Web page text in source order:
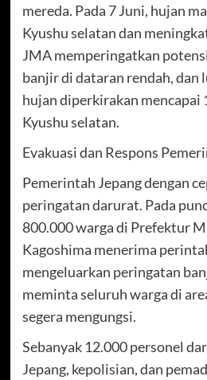
mereda. Pada 7 Juni, hujan
Kyushu selatan dan
JMA memperingatkan
banjir di dataran rendah, dan
hujan diperkirakan mencapai
Kyushu selatan.
Evakuasi dan Respons
Pemerintah Jepang dengan
peringatan darurat. Pada
800.000 warga di Prefektur
Kagoshima menerima
mengeluarkan peringatan
meminta seluruh warga di
segera mengungsi.
Sebanyak 12.000 personel
Jepang, kepolisian, dan